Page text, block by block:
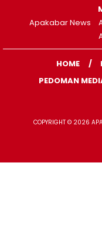
Apakabar News
HOME
PEDOMAN
COPYRIGHT © 2026